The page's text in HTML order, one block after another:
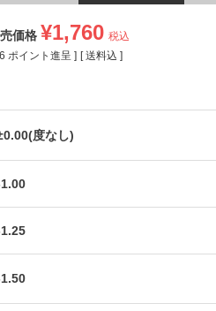
価格 ¥1,760 税込
ポイント進呈 ] 送料込
度なし)